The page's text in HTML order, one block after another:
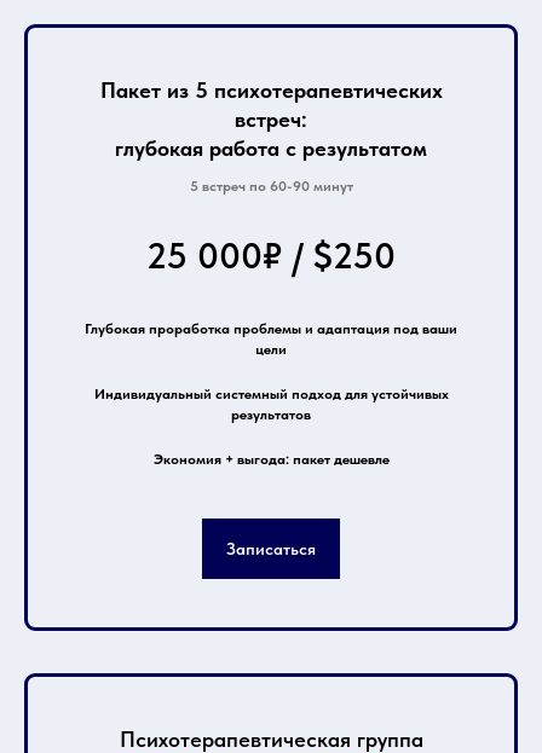
Пакет из 5 психотерапевтических
встреч:
глубокая работа с результатом
5 встреч по 60-90 минут
25 000₽ / $250
Глубокая проработка проблемы и адаптация под ваши
цели
Индивидуальный системный подход для устойчивых
результатов
Экономия + выгода: пакет дешевле
Записаться
Психотерапевтическая группа